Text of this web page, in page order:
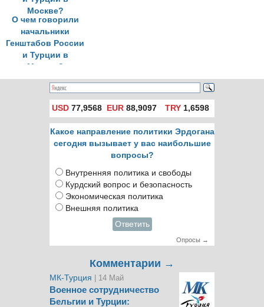
О чем говорили
начальники
Генштабов России
и Турции в
Москве?
USD 77,9568 EUR 88,9097 TRY1,6598
Какое направление политики Эрдогана
сегодня вызывает у вас наибольшие
вопросы?
Внутренняя политика и свободы
Курдский вопрос и безопасность
Экономическая политика
Внешняя политика
Ответить
Опросы →
Комментарии →
МК-Турция | 14 Май
Военное сотрудничество
Бельгии и Турции: